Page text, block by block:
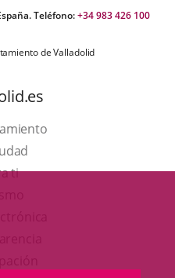
Teléfono:+34 983 426 100
de Valladolid
ti